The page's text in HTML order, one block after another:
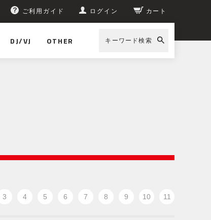
ご利用ガイド ログイン カート
DJ/VJ OTHER キーワード検索
3 4 5 6 7 8 9 10 11